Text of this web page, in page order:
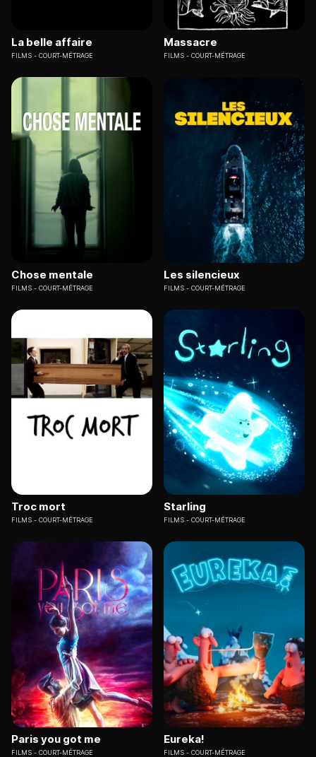
La belle affaire
FILMS COURT-MÉTRAGE
Massacre
FILMS COURT-MÉTRAGE
Chose mentale
FILMS COURT-MÉTRAGE
Les silencieux
FILMS COURT-MÉTRAGE
Troc mort
FILMS COURT-MÉTRAGE
Starling
FILMS COURT-MÉTRAGE
Paris you got me
FILMS COURT-MÉTRAGE
Eureka!
FILMS COURT-MÉTRAGE